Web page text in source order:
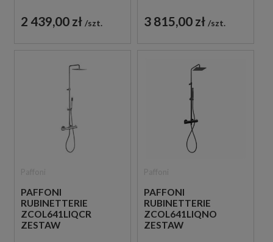
TERMOSTATYCZNY
ŚCIENNY CHROM
2 439,00 zł szt.
TERMOSTATYCZNY
ŚCIENNY CZARNY
3 815,00 zł szt.
PAFFONI
RUBINETTERIE
ZCOL641LIQCR
ZESTAW
PAFFONI
RUBINETTERIE
ZCOL641LIQNO
ZESTAW